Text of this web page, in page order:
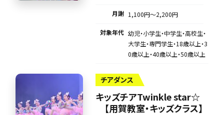
月謝 1,100円〜2,200円
対象年代 幼児・小学生・中学生・高校生・
大学生・専門学生・18歳以上・3
0歳以上・40歳以上・50歳以上
チアダンス
キッズチアTwinkle star☆
【用賀教室・キッズクラス】